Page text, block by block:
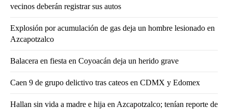
vecinos deberán registrar sus autos
Explosión por acumulación de gas deja un hombre lesionado en
Azcapotzalco
Balacera en fiesta en Coyoacán deja un herido grave
Caen 9 de grupo delictivo tras cateos en CDMX y Edomex
Hallan sin vida a madre e hija en Azcapotzalco; tenían reporte de